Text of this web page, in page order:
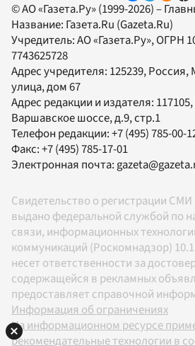
© АО «Газета.Ру» (1999-2026) –
Название: Газета.Ru (Gazeta.Ru)
Учредитель:АО «Газета.Ру», ОГРН
7743625728
Адрес учредителя: 125239,
улица, дом 67
Адрес редакции и издателя: 117105,
Варшавское шоссе, д.9, стр.1
Телефон редакции:+7 (495) 785-00-
Факс:+7 (495) 785-17-01
Электронная почта:
Свидетельство о регистрации
выдано федеральной службой по
связи, информационных
коммуникаций (Роскомнадзор)
несет ответственности за
содержащейся в рекламных
предоставляет справочной
Информация об ограничениях
На информационном ресурсе
рекомендательные технологии в